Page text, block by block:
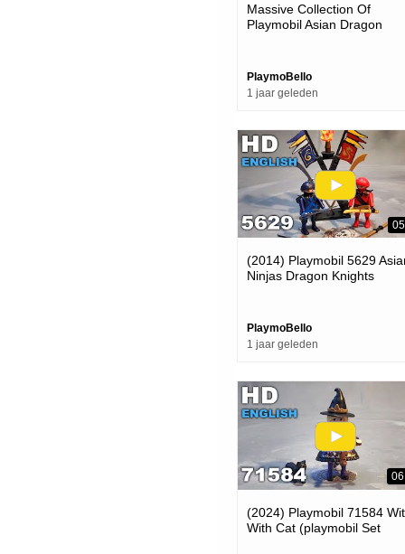
Massive Collection Of
Playmobil Asian Dragon
PlaymoBello
1 jaar geleden
(2014) Playmobil 5629
Ninjas Dragon Knights
PlaymoBello
1 jaar geleden
(2024) Playmobil 71584
With Cat (playmobil Set